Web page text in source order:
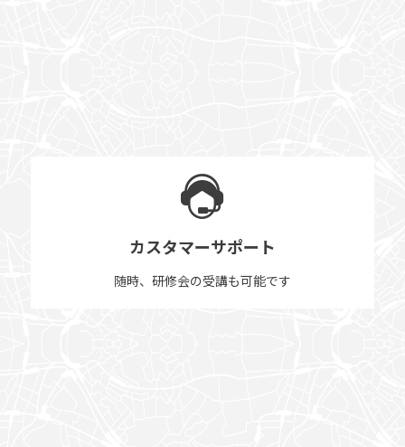
カスタマーサポート
随時、研修会の受講も可能です